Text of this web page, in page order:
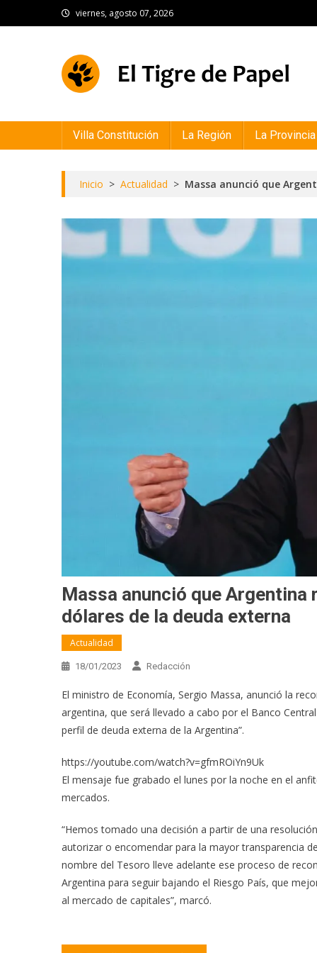
to
viernes, agosto 07, 2026
Villa Constitución La Región La Provincia
Inicio > Actualidad > Massa anunció que
Massa anunció que
dólares de la deuda externa
Actualidad
18/01/2023 Redacción
El ministro de Economía, Sergio Massa, anunció la
argentina, que será llevado a cabo por el Banco
perfil de deuda externa de la Argentina”.
https://youtube.com/watch?v=gfmROiYn9Uk
El mensaje fue grabado el lunes por la noche en el
mercados.
“Hemos tomado una decisión a partir de una
autorizar o encomendar para la mayor transparencia
nombre del Tesoro lleve adelante ese proceso de
Argentina para seguir bajando el Riesgo País, que
al mercado de capitales”, marcó.